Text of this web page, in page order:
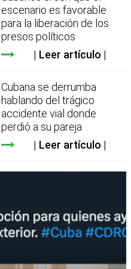
escenario es favorable
para la liberación de los
presos políticos
Leer artículo
Cubana se derrumba
hablando del trágico
accidente vial donde
perdió a su pareja
Leer artículo